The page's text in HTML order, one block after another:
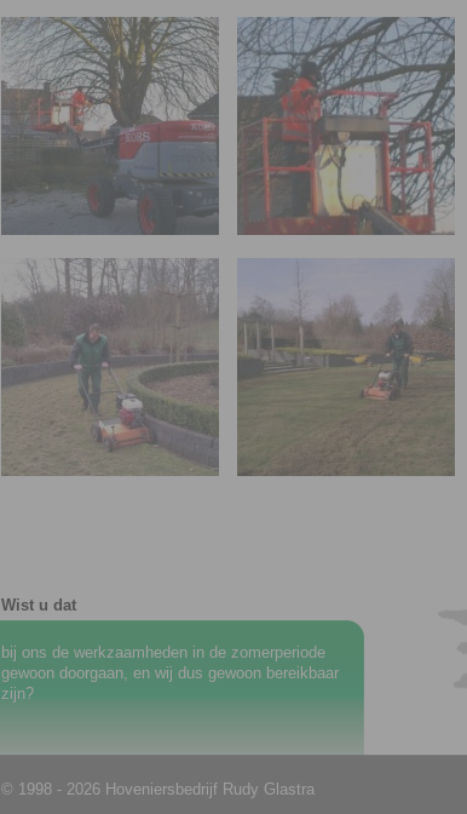
Wist u dat
bij ons de werkzaamheden in de zomerperiode
gewoon doorgaan, en wij dus gewoon bereikbaar
zijn?
© 1998 - 2026 Hoveniersbedrijf Rudy Glastra